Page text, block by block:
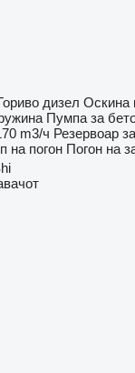
дизел Оскина
Пумпа за
m3/ч Резервоар
на погон Погон на